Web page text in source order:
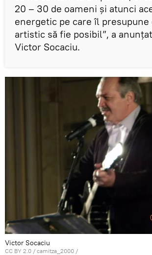
20 – 30 de oameni şi atunci
energetic pe care îl presupune
artistic să fie posibil”, a
Victor Socaciu.
Victor Socaciu
CC BY 2.0 / camitza_2000 /